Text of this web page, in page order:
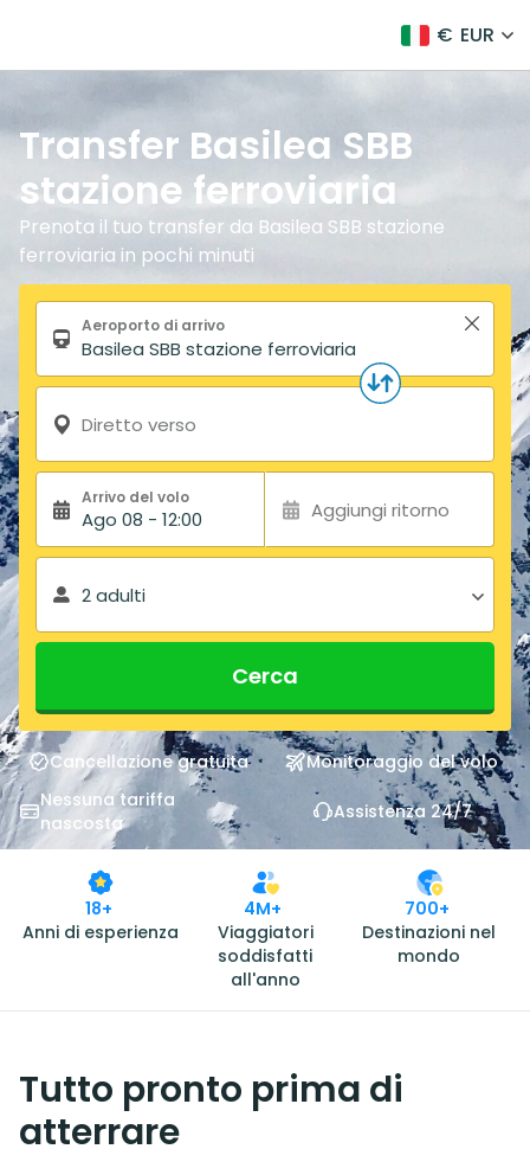
€ EUR
Transfer Basilea SBB
stazione ferroviaria
Prenota il tuo transfer da Basilea SBB stazione
ferroviaria in pochi minuti
Modulo di ricerca
Aeroporto di arrivo
Diretto verso
Arrivo del volo
Ago 08 - 12:00 Aggiungi ritorno
2 adulti
Cerca
Cancellazione gratuita
Monitoraggio del volo
Nessuna tariffa
nascosta
Assistenza 24/7
18+
Anni di esperienza
4M+
Viaggiatori
soddisfatti
all'anno
700+
Destinazioni nel
mondo
Tutto pronto prima di
atterrare